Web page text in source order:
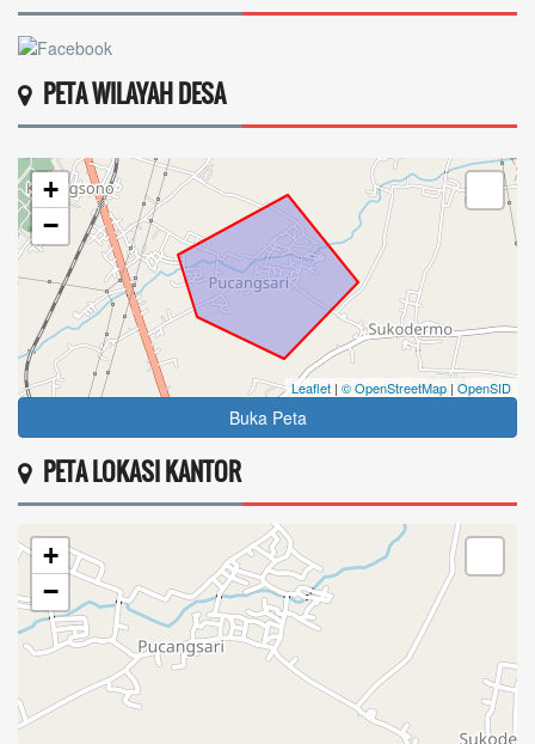
PETA WILAYAH DESA
+
−
Leaflet | © OpenStreetMap | OpenSID
Buka Peta
PETA LOKASI KANTOR
+
−